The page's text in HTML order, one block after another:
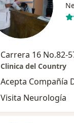
Carrera 16 No.82-
Clinica del Country
Acepta Compañía
Visita Neurología